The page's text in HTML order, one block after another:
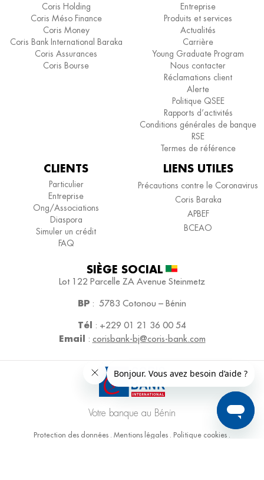
Coris Holding
Coris Méso Finance
Coris Money
Coris Bank International Baraka
Coris Assurances
Coris Bourse
Entreprise
Produits et services
Actualités
Carrière
Young Graduate Program
Nous contacter
Réclamations client
Alerte
Politique QSEE
Rapports d’activités
Conditions générales de banque
RSE
Termes de référence
CLIENTS
Particulier
Entreprise
Ong/Associations
Diaspora
Simuler un crédit
FAQ
LIENS UTILES
Précautions contre le Coronavirus
Coris Baraka
APBEF
BCEAO
SIÈGE SOCIAL​
Lot 122 Parcelle ZA Avenue Steinmetz
BP : 5783 Cotonou – Bénin
Tél : +229 01 21 36 00 54
Email : corisbank-bj@coris-bank.com
Votre banque au Bénin
Protection des données Mentions légales Politique cookies